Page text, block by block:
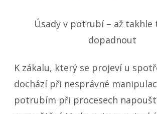
Úsady v potrubí – až takhle
dopadnout
K zákalu, který se projeví u
dochází při nesprávné
potrubím při procesech